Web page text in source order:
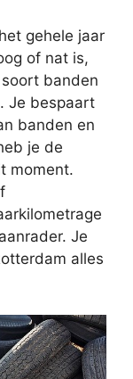
gehele jaar
of nat is,
banden
Je bespaart
banden en
je de
moment.
Je
alles